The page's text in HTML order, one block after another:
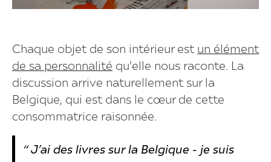
Chaque objet de son intérieur est un élément
de sa personnalité qu'elle nous raconte. La
discussion arrive naturellement sur la
Belgique, qui est dans le cœur de cette
consommatrice raisonnée.
“ J’ai des livres sur la Belgique - je suis